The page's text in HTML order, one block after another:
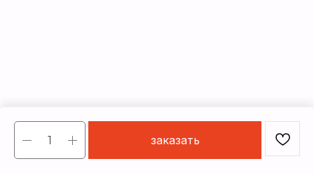
заказать